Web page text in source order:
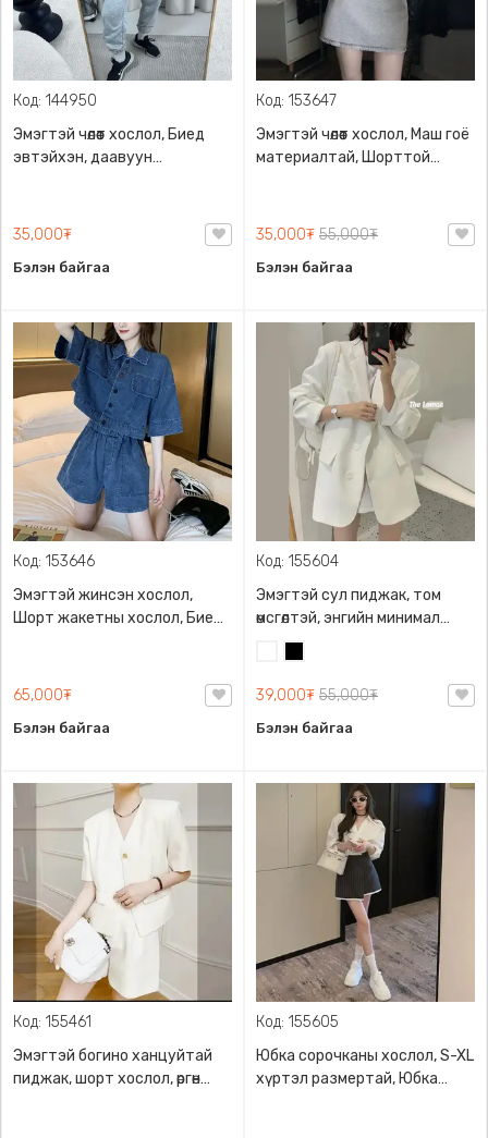
Код: 144950
Эмэгтэй чөлөөт хослол, Биед
эвтэйхэн, даавуун
35,000₮
Бэлэн байгаа
Код: 153647
Эмэгтэй чөлөөт хослол, Маш гоё
материалтай, Шорттой
35,000₮ 55,000₮
Бэлэн байгаа
Код: 153646
Эмэгтэй жинсэн хослол,
Шорт жакетны хослол, Биед
65,000₮
Бэлэн байгаа
Код: 155604
Эмэгтэй сул пиджак, том
өмсгөлтэй, энгийн минимал
загвартай
39,000₮ 55,000₮
Бэлэн байгаа
Код: 155461
Эмэгтэй богино ханцуйтай
пиджак, шорт хослол, өргөн
Код: 155605
Юбка сорочканы хослол, S-XL
хүртэл размертай, Юбка